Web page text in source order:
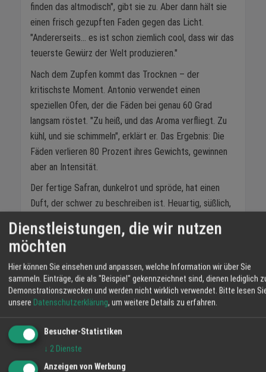
finden das altmodisch", gibt sie zu. Aber dann hält sie
einen frisch gezupften Faden gegen das Licht.
"Andererseits... es ist schon ziemlich cool, dass wir das
teuerste Gewürz der Welt produzieren."
Nach dem Zupfen kommt das Trocknen – der
kritischste Moment. Antonio verwendet einen
speziellen Ofen, der die Fäden bei genau 60 Grad
langsam röstet. "Zu heiß, und das Aroma verfliegt. Zu
kühl, und sie schimmeln", erklärt er. Das Ergebnis: Die
Fäden verlieren 80 Prozent ihres Gewichts, gewinnen
aber an Intensität.
Der fertige Safran, dunkelrot und spröde, hat einen
Duft, der schwer zu beschreiben ist. Heuartig, süßlich,
mit einem Hauch von Honig und Metall. "Echter Safran
riecht nach La Mancha", sagt María. "Nach trockener
Erde und heißem Wind."
Wie erkennt man echten Safran? María hat einen Trick:
"Leg einen Faden auf deine Zunge. Echter Safran
schmeckt bitter und färbt deinen Speichel gelb.
schmeckt nach nichts." Ein weiteres Zeichen: Echter
Safran behält seine Form im Wasser, gefälschter löst
sich auf.
Dienstleistungen, die wir nutzen
möchten
Hier können Sie einsehen und anpassen, welche Information wir über Sie
sammeln. Einträge, die als "Beispiel" gekennzeichnet sind, dienen lediglich
Demonstrationszwecken und werden nicht wirklich verwendet. Bitte lesen
unsere Datenschutzerklärung, um weitere Details zu erfahren.
Besucher-Statistiken
↓ 2 Dienste
Anzeigen von Werbung